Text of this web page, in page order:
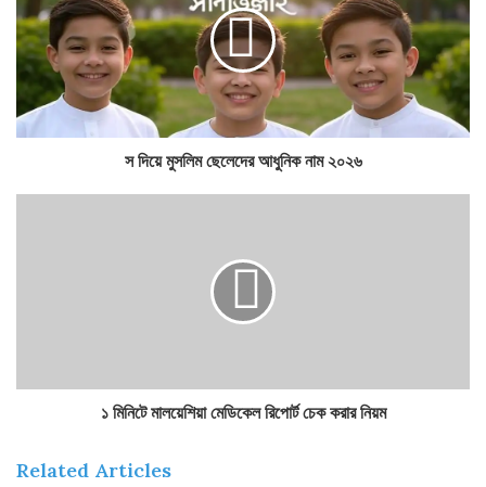
স দিয়ে মুসলিম ছেলেদের আধুনিক নাম ২০২৬
১ মিনিটে মালয়েশিয়া মেডিকেল রিপোর্ট চেক করার নিয়ম
Related Articles